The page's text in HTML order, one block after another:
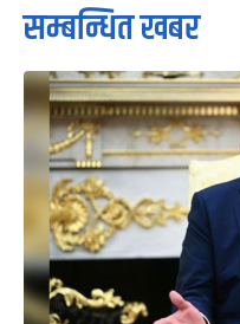
सम्बन्धित खबर